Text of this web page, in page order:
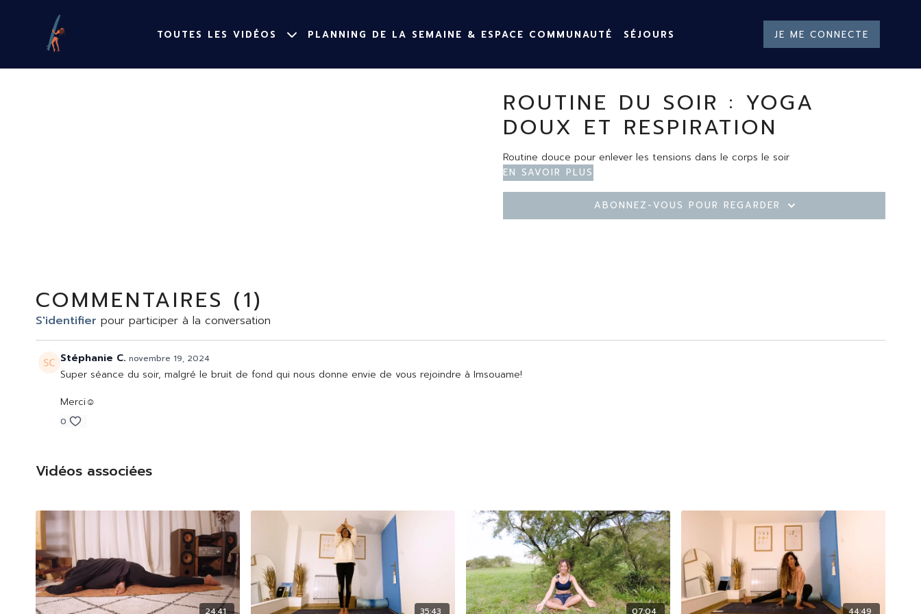
TOUTES LES VIDÉOS PLANNING DE LA SEMAINE & ESPACE COMMUNAUTÉ SÉJOURS JE ME CONNECTE
ROUTINE DU SOIR : YOGA
DOUX ET RESPIRATION
Routine douce pour enlever les tensions dans le corps le soir
En savoir plus
Abonnez-vous pour regarder
COMMENTAIRES (1)
S'identifier pour participer à la conversation
Stéphanie C. novembre 19, 2024
Super séance du soir, malgré le bruit de fond qui nous donne envie de vous rejoindre à Imsouame!
Merci☺️
0
Vidéos associées
24:41 35:43 07:04 44:49